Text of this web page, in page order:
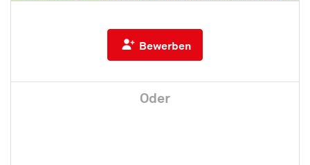
Bewerben
Oder